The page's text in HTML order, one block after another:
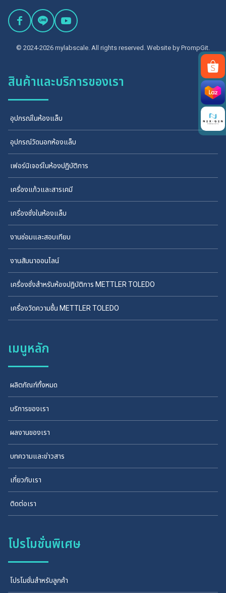
for:
© 2024-2026 mylabscale. All rights reserved. Website by PrompGit.
สินค้าและบริการของเรา
อุปกรณ์ในห้องแล็บ
อุปกรณ์วัดนอกห้องแล็บ
เฟอร์นิเจอร์ในห้องปฏิบัติการ
เครื่องแก้วและสารเคมี
เครื่องชั่งในห้องแล็บ
งานซ่อมและสอบเทียบ
งานสัมนาออนไลน์
เครื่องชั่งสำหรับห้องปฏิบัติการ METTLER TOLEDO
เครื่องวัดความชื้น METTLER TOLEDO
เมนูหลัก
ผลิตภัณฑ์ทั้งหมด
บริการของเรา
ผลงานของเรา
บทความและข่าวสาร
เกี่ยวกับเรา
ติดต่อเรา
โปรโมชั่นพิเศษ
โปรโมชั่นสำหรับลูกค้า